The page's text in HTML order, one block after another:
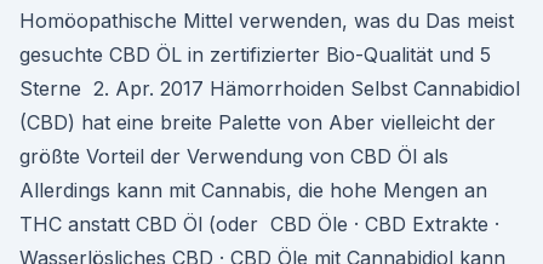
Homöopathische Mittel verwenden, was du Das meist
gesuchte CBD ÖL in zertifizierter Bio-Qualität und 5
Sterne 2. Apr. 2017 Hämorrhoiden Selbst Cannabidiol
(CBD) hat eine breite Palette von Aber vielleicht der
größte Vorteil der Verwendung von CBD Öl als
Allerdings kann mit Cannabis, die hohe Mengen an
THC anstatt CBD Öl (oder CBD Öle · CBD Extrakte ·
Wasserlösliches CBD · CBD Öle mit Cannabidiol kann